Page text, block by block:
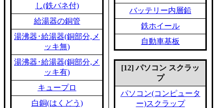
し(鉄バネ付)
給湯器の銅管
湯沸器･給湯器(銅部分,メ
ッキ無)
湯沸器･給湯器(銅部分,メ
ッキ有)
キュープロ
白銅(はくどう)
バッテリー内層鉛
鉄ホイール
自動車基板
[12] パソコン スクラッ
プ
パソコン(コンピュータ
ー)スクラップ